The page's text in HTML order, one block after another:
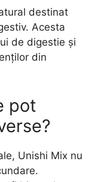
destinat
Acesta
de digestie și
din
pot
Unishi Mix nu